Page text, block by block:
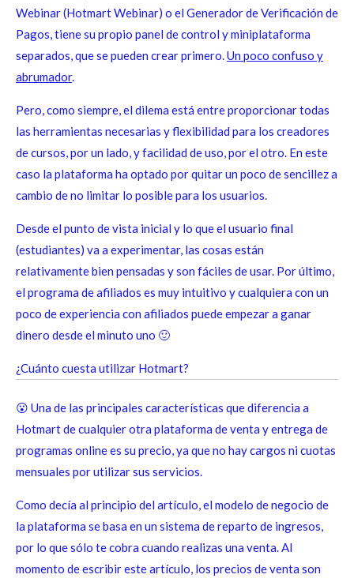
Webinar (Hotmart Webinar) o el Generador de Verificación de
Pagos, tiene su propio panel de control y miniplataforma
separados, que se pueden crear primero. Un poco confuso y
abrumador.
Pero, como siempre, el dilema está entre proporcionar todas
las herramientas necesarias y flexibilidad para los creadores
de cursos, por un lado, y facilidad de uso, por el otro. En este
caso la plataforma ha optado por quitar un poco de sencillez a
cambio de no limitar lo posible para los usuarios.
Desde el punto de vista inicial y lo que el usuario final
(estudiantes) va a experimentar, las cosas están
relativamente bien pensadas y son fáciles de usar. Por último,
el programa de afiliados es muy intuitivo y cualquiera con un
poco de experiencia con afiliados puede empezar a ganar
dinero desde el minuto uno 🙂
¿Cuánto cuesta utilizar Hotmart?
😮 Una de las principales características que diferencia a
Hotmart de cualquier otra plataforma de venta y entrega de
programas online es su precio, ya que no hay cargos ni cuotas
mensuales por utilizar sus servicios.
Como decía al principio del artículo, el modelo de negocio de
la plataforma se basa en un sistema de reparto de ingresos,
por lo que sólo te cobra cuando realizas una venta. Al
momento de escribir este artículo, los precios de venta son